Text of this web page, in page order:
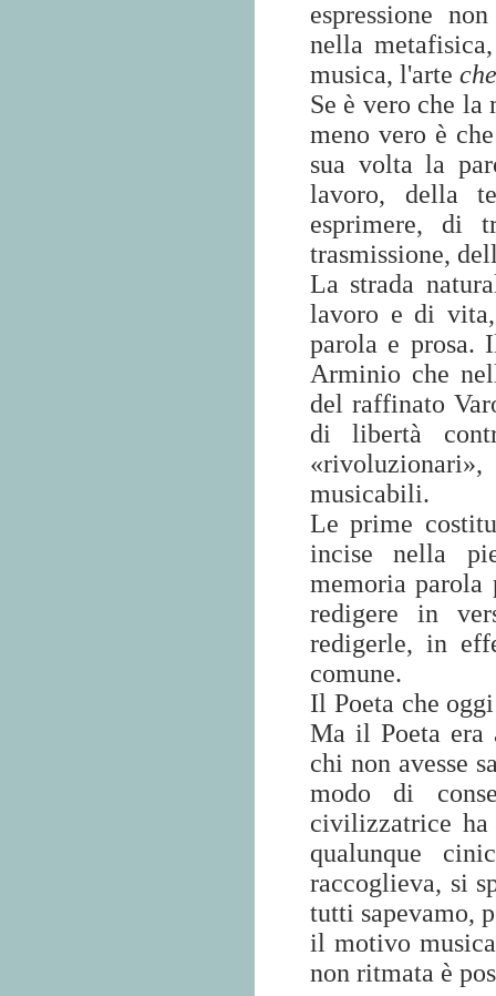
espressione
nella
musica, l'arte
Se è vero che la
meno vero è
sua volta la
lavoro, della
esprimere, di
trasmissione,
La strada
lavoro e di
parola e prosa.
Arminio che
del raffinato
di libertà
musicabili.
Le prime
incise nella
memoria parola
redigere in
redigerle, in
comune.
Il Poeta che
Ma il Poeta era
chi non avesse
modo di
civilizzatrice
qualunque
raccoglieva, si
tutti sapevamo,
il motivo
non ritmata è